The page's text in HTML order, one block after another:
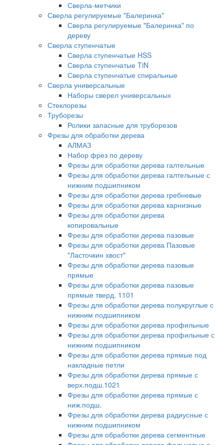
Сверла-метчики
Сверла регулируемые "Балеринка"
Сверла регулируемые "Балеринка" по
дереву
Сверла ступенчатые
Сверла ступенчатые HSS
Сверла ступенчатые TiN
Сверла ступенчатые спиральные
Сверла универсальные
Наборы сверел универсальных
Стеклорезы
Труборезы
Ролики запасные для труборезов
Фрезы для обработки дерева
АЛМАЗ
Набор фрез по дереву
Фрезы для обработки дерева галтельные
Фрезы для обработки дерева галтельные с
нижним подшипником
Фрезы для обработки дерева гребневые
Фрезы для обработки дерева карнизные
Фрезы для обработки дерева
копировальные
Фрезы для обработки дерева пазовые
Фрезы для обработки дерева Пазовые
"Ласточкин хвост"
Фрезы для обработки дерева пазовые
прямые
Фрезы для обработки дерева пазовые
прямые тверд. 1101
Фрезы для обработки дерева полукруглые с
нижним подшипником
Фрезы для обработки дерева профильные
Фрезы для обработки дерева профильные с
нижним подшипником
Фрезы для обработки дерева прямые под
накладные петли
Фрезы для обработки дерева прямые с
верх.подш.1021
Фрезы для обработки дерева прямые с
ниж.подш.
Фрезы для обработки дерева радиусные с
нижним подшипником
Фрезы для обработки дерева сегментные